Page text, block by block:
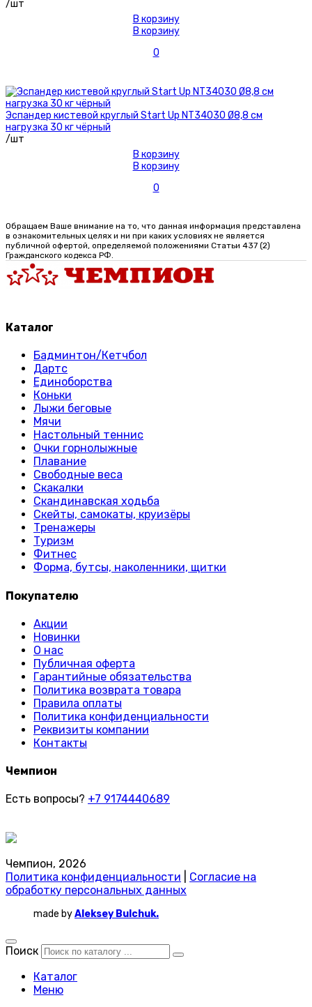
/шт
В корзину
В корзину
0
Эспандер кистевой круглый Start Up NT34030 Ø8,8 см
нагрузка 30 кг чёрный
/шт
В корзину
В корзину
0
Обращаем Ваше внимание на то, что данная информация представлена
в ознакомительных целях и ни при каких условиях не является
публичной офертой, определяемой положениями Статьи 437 (2)
Гражданского кодекса РФ.
Каталог
Бадминтон/Кетчбол
Дартс
Единоборства
Коньки
Лыжи беговые
Мячи
Настольный теннис
Очки горнолыжные
Плавание
Свободные веса
Скакалки
Скандинавская ходьба
Скейты, самокаты, круизёры
Тренажеры
Туризм
Фитнес
Форма, бутсы, наколенники, щитки
Покупателю
Акции
Новинки
О нас
Публичная оферта
Гарантийные обязательства
Политика возврата товара
Правила оплаты
Политика конфиденциальности
Реквизиты компании
Контакты
Чемпион
Есть вопросы? +7 9174440689
Чемпион, 2026
Политика конфиденциальности
Согласие на
обработку персональных данных
made byAleksey Bulchuk.
Поиск
Каталог
Меню